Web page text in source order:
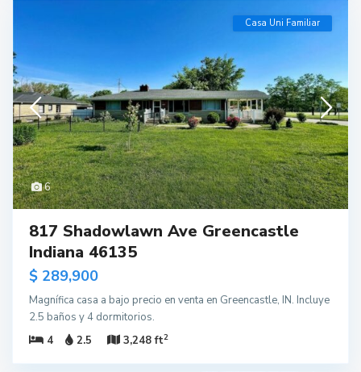
6
Casa Uni Familiar
817 Shadowlawn Ave Greencastle
Indiana 46135
$ 289,900
Magnífica casa a bajo precio en venta en Greencastle, IN. Incluye
2.5 baños y 4 dormitorios.
4
2.5 3,248 ft2